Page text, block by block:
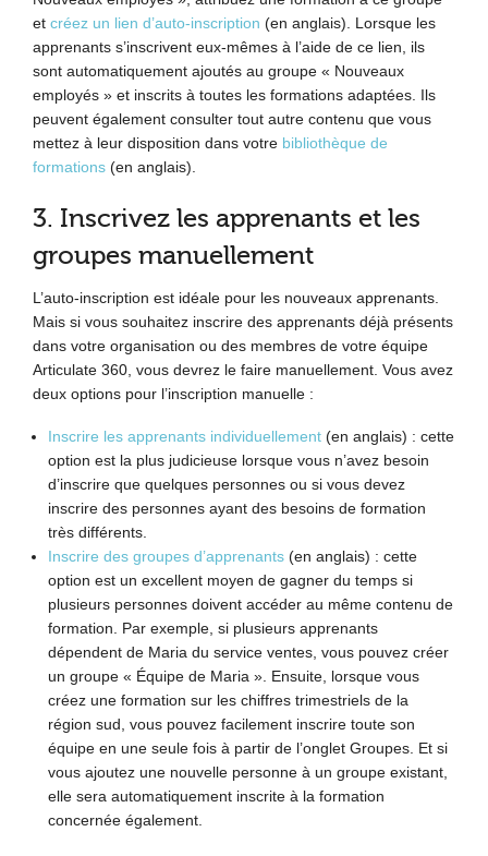
et créez un lien d’auto-inscription (en anglais). Lorsque les
apprenants s’inscrivent eux-mêmes à l’aide de ce lien, ils
sont automatiquement ajoutés au groupe « Nouveaux
employés » et inscrits à toutes les formations adaptées. Ils
peuvent également consulter tout autre contenu que vous
mettez à leur disposition dans votre bibliothèque de
formations (en anglais).
3. Inscrivez les apprenants et les
groupes manuellement
L’auto-inscription est idéale pour les nouveaux apprenants.
Mais si vous souhaitez inscrire des apprenants déjà présents
dans votre organisation ou des membres de votre équipe
Articulate 360, vous devrez le faire manuellement. Vous avez
deux options pour l’inscription manuelle :
Inscrire les apprenants individuellement (en anglais) : cette
option est la plus judicieuse lorsque vous n’avez besoin
d’inscrire que quelques personnes ou si vous devez
inscrire des personnes ayant des besoins de formation
très différents.
Inscrire des groupes d’apprenants (en anglais) : cette
option est un excellent moyen de gagner du temps si
plusieurs personnes doivent accéder au même contenu de
formation. Par exemple, si plusieurs apprenants
dépendent de Maria du service ventes, vous pouvez créer
un groupe « Équipe de Maria ». Ensuite, lorsque vous
créez une formation sur les chiffres trimestriels de la
région sud, vous pouvez facilement inscrire toute son
équipe en une seule fois à partir de l’onglet Groupes. Et si
vous ajoutez une nouvelle personne à un groupe existant,
elle sera automatiquement inscrite à la formation
concernée également.